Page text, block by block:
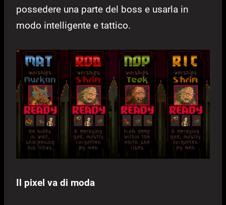
possedere una parte del boss e usarla in
modo intelligente e tattico.
Il pixel va di moda